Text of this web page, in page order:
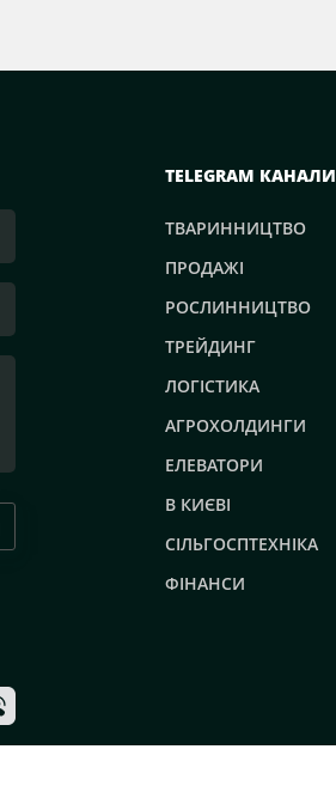
TELEGRAM КАНАЛИ
ТВАРИННИЦТВО
ПРОДАЖІ
РОСЛИННИЦТВО
ТРЕЙДИНГ
ЛОГІСТИКА
АГРОХОЛДИНГИ
ЕЛЕВАТОРИ
В КИЄВІ
СІЛЬГОСПТЕХНІКА
ФІНАНСИ